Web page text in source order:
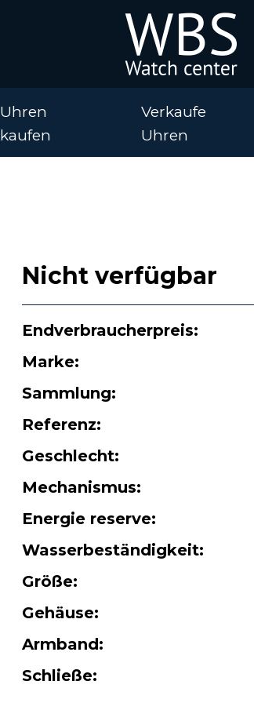
Uhren
kaufen
Verkaufe
Uhren
Nicht verfügbar
Endverbraucherpreis:
Marke:
Sammlung:
Referenz:
Geschlecht:
Mechanismus:
Energie reserve:
Wasserbeständigkeit:
Größe:
Gehäuse:
Armband:
Schließe: